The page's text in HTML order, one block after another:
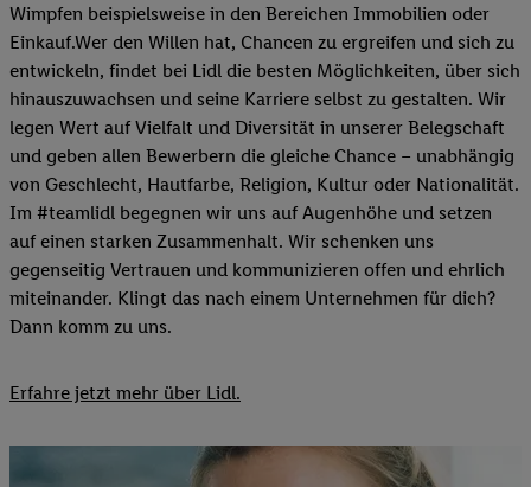
Wimpfen beispielsweise in den Bereichen Immobilien oder
Einkauf.Wer den Willen hat, Chancen zu ergreifen und sich zu
entwickeln, findet bei Lidl die besten Möglichkeiten, über sich
hinauszuwachsen und seine Karriere selbst zu gestalten. Wir
legen Wert auf Vielfalt und Diversität in unserer Belegschaft
und geben allen Bewerbern die gleiche Chance – unabhängig
von Geschlecht, Hautfarbe, Religion, Kultur oder Nationalität.
Im #teamlidl begegnen wir uns auf Augenhöhe und setzen
auf einen starken Zusammenhalt. Wir schenken uns
gegenseitig Vertrauen und kommunizieren offen und ehrlich
miteinander. Klingt das nach einem Unternehmen für dich?
Dann komm zu uns.​
Erfahre jetzt mehr über Lidl.